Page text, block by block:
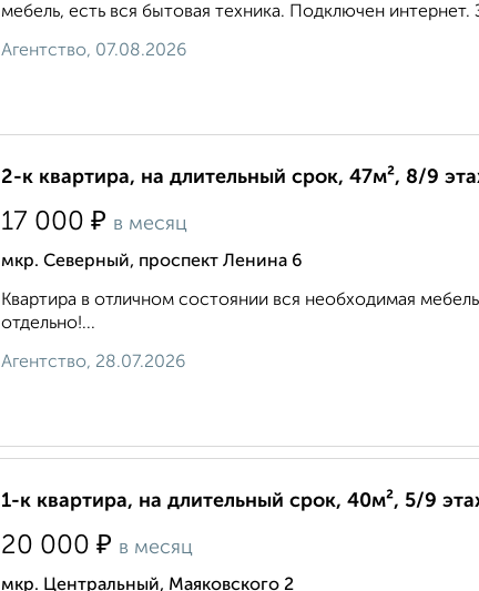
мебель, есть вся бытовая техника. Подключен интернет.
Агентство, 07.08.2026
2-к квартира, на длительный срок, 47м², 8/9
17 000 ₽ в месяц
мкр. Северный, проспект Ленина 6
Квартира в отличном состоянии вся необходимая
отдельно!...
Агентство, 28.07.2026
1-к квартира, на длительный срок, 40м², 5/9
20 000 ₽ в месяц
мкр. Центральный, Маяковского 2